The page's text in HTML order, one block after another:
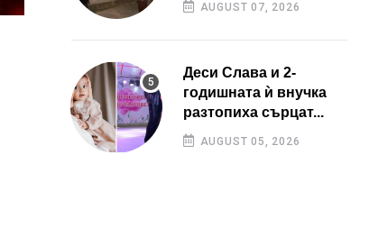
AUGUST 07, 2026
Деси Слава и 2-
годишната ѝ внучка
разтопиха сърцат...
AUGUST 05, 2026